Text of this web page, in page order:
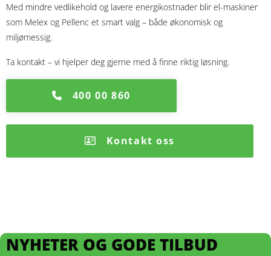
Med mindre vedlikehold og lavere energikostnader blir el-maskiner
som Melex og Pellenc et smart valg – både økonomisk og
miljømessig.
Ta kontakt – vi hjelper deg gjerne med å finne riktig løsning.
400 00 860
Kontakt oss
NYHETER OG GODE TILBUD